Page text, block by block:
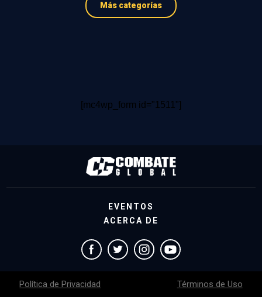
Más categorías
[mc4wp_form id="1511"]
EVENTOS
ACERCA DE
Política de Privacidad Términos de Uso